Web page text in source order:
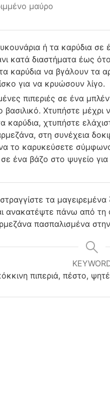
μαύρο
ή τα καρύδια σε
κατά διαστήματα έως
καρύδια να βγάλουν τα
για να κρυώσουν λίγο.
πιπεριές σε ένα
βασιλικό. Χτυπήστε
καρύδια, χτυπήστε
στη συνέχεια
το καρυκεύσετε
ένα βάζο στο ψυγείο
τα
ανακατέψτε πάνω από τη
πασπαλισμένα
πιπεριά, πέστο,